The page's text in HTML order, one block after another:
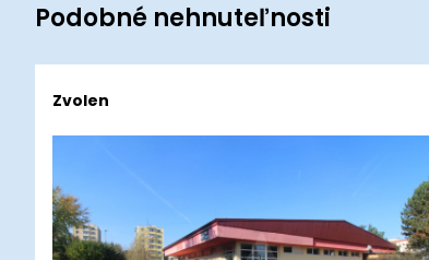
Podobné nehnuteľnosti
Zvolen